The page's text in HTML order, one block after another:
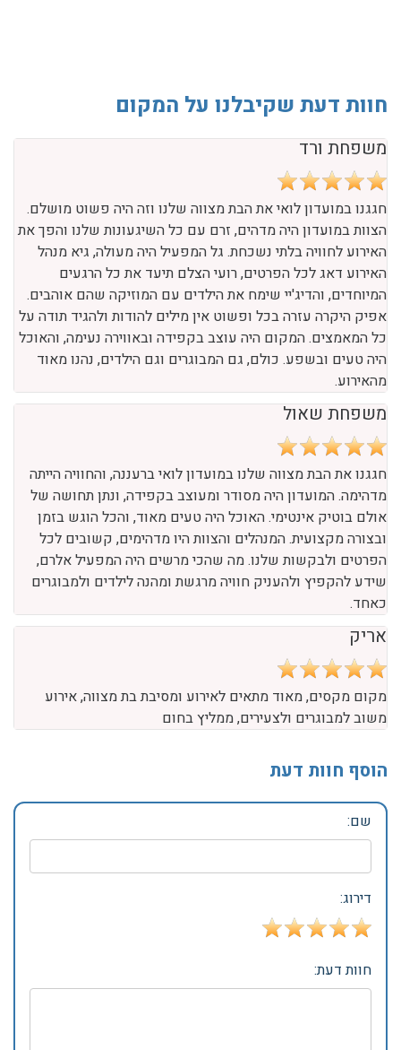
חוות דעת שקיבלנו על המקום
משפחת ורד
חגגנו במועדון לואי את הבת מצווה שלנו וזה היה פשוט מושלם.
הצוות במועדון היה מדהים, זרם עם כל השיגעונות שלנו והפך את
האירוע לחוויה בלתי נשכחת. גל המפעיל היה מעולה, גיא מנהל
האירוע דאג לכל הפרטים, רועי הצלם תיעד את כל הרגעים
המיוחדים, והדיג'יי שימח את הילדים עם המוזיקה שהם אוהבים.
אפיק היקרה עזרה בכל ופשוט אין מילים להודות ולהגיד תודה על
כל המאמצים. המקום היה עוצב בקפידה ובאווירה נעימה, והאוכל
היה טעים ובשפע. כולם, גם המבוגרים וגם הילדים, נהנו מאוד
מהאירוע.
משפחת שאול
חגגנו את הבת מצווה שלנו במועדון לואי ברעננה, והחוויה הייתה
מדהימה. המועדון היה מסודר ומעוצב בקפידה, ונתן תחושה של
אולם בוטיק אינטימי. האוכל היה טעים מאוד, והכל הוגש בזמן
ובצורה מקצועית. המנהלים והצוות היו מדהימים, קשובים לכל
הפרטים ולבקשות שלנו. מה שהכי מרשים היה המפעיל אלרם,
שידע להקפיץ ולהעניק חוויה מרגשת ומהנה לילדים ולמבוגרים
כאחד.
אריק
מקום מקסים, מאוד מתאים לאירוע ומסיבת בת מצווה, אירוע
משוב למבוגרים ולצעירים, ממליץ בחום
הוסף חוות דעת
שם:
דירוג:
חוות דעת: